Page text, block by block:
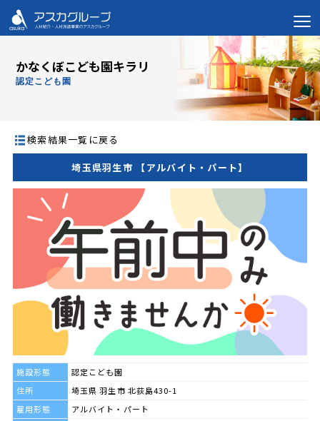
かなくぼこども園キラリ
認定こども園
検索結果一覧に戻る
埼玉県羽生市 【アルバイト・パート】
施設形態
認定こども園
住所
埼玉県 羽生市 北荻島430-1
雇用形態
アルバイト・パート